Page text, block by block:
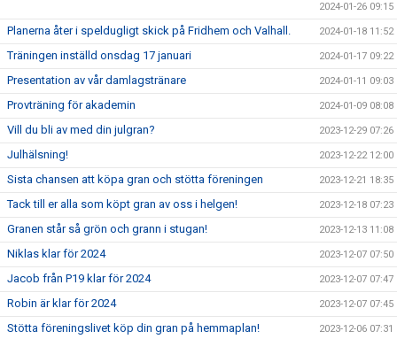
2024-01-26 09:15
Planerna åter i speldugligt skick på Fridhem och Valhall. 2024-01-18 11:52
Träningen inställd onsdag 17 januari 2024-01-17 09:22
Presentation av vår damlagstränare 2024-01-11 09:03
Provträning för akademin 2024-01-09 08:08
Vill du bli av med din julgran? 2023-12-29 07:26
Julhälsning! 2023-12-22 12:00
Sista chansen att köpa gran och stötta föreningen 2023-12-21 18:35
Tack till er alla som köpt gran av oss i helgen! 2023-12-18 07:23
Granen står så grön och grann i stugan! 2023-12-13 11:08
Niklas klar för 2024 2023-12-07 07:50
Jacob från P19 klar för 2024 2023-12-07 07:47
Robin är klar för 2024 2023-12-07 07:45
Stötta föreningslivet köp din gran på hemmaplan! 2023-12-06 07:31